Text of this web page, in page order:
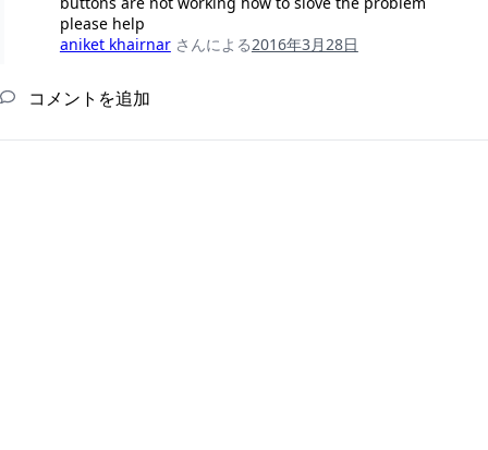
please help
aniket khairnar さんによる2016年3月28日
コメントを追加